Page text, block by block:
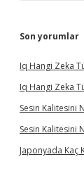
Son yorumlar
Iq Hangi Zeka
Iq Hangi Zeka
Sesin Kalitesini
Sesin Kalitesini
Japonyada Kaç